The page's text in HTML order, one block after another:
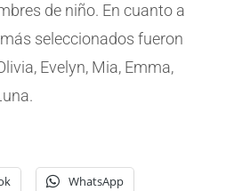
de niño. En cuanto a
seleccionados fueron
Evelyn, Mia, Emma,
WhatsApp